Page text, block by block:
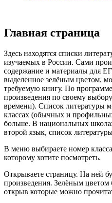
Главная страница
Здесь находятся списки
изучаемых в России. Сами
содержание и материалы для
выделенное зелёным цветом,
требуемую книгу. По
произведения по своему
времени). Список литературы
классах (обычных и
больше. В национальных
второй язык, список
В меню выбираете номер
которому хотите посмотреть.
Открываете страницу. На ней
произведения. Зелёным цветом
открыв которые можно